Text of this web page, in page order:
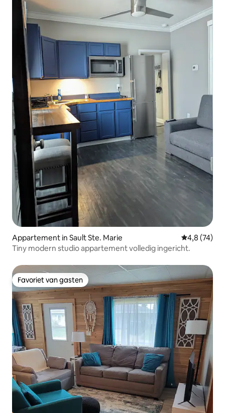
Appartement in Sault Ste. Marie
4,8 (74)
Tiny modern studio appartement volledig ingericht.
Favoriet van gasten
Favoriet van gasten